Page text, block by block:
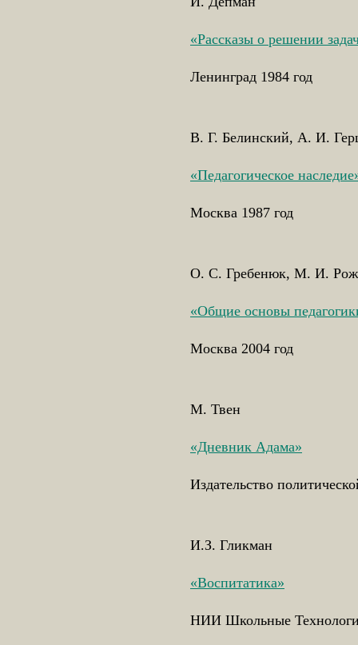
«Рассказы о решении
Ленинград 1984 год
В. Г. Белинский, А. И.
«Педагогическое
Москва 1987 год
О. С. Гребенюк, М. И.
«Общие основы
Москва 2004 год
М. Твен
«Дневник Адама»
Издательство
И.З. Гликман
«Воспитатика»
НИИ Школьные